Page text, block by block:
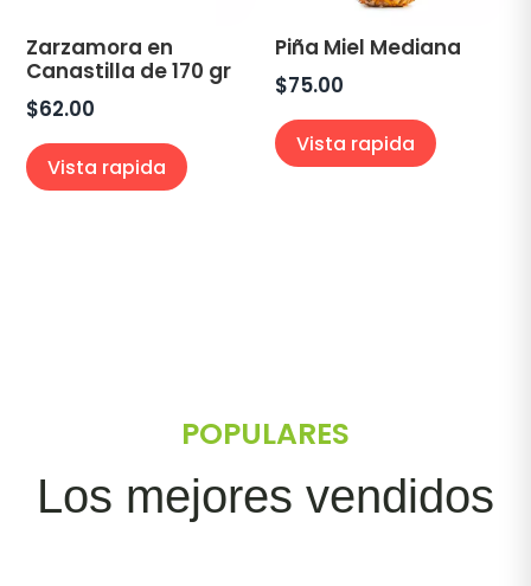
Zarzamora en
Canastilla de 170 gr
$62.00
Vista rapida
Piña Miel Mediana
$75.00
Vista rapida
POPULARES
Los mejores vendidos